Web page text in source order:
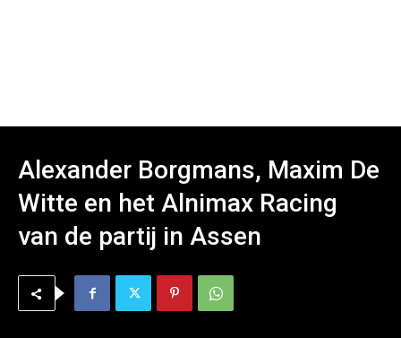
Alexander Borgmans, Maxim De
Witte en het Alnimax Racing
van de partij in Assen